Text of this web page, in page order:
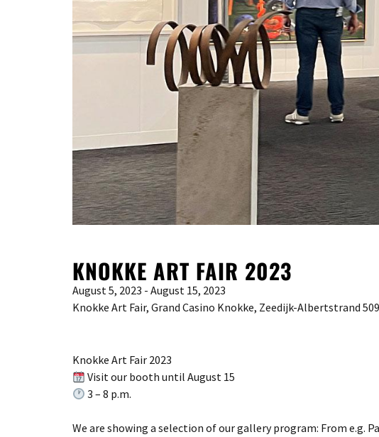
KNOKKE ART FAIR 2023
August 5, 2023 - August 15, 2023
Knokke Art Fair, Grand Casino Knokke, Zeedijk-Albertstrand
Knokke Art Fair 2023
Visit our booth until August 15
3 – 8 p.m.
We are showing a selection of our gallery program: From e.g.